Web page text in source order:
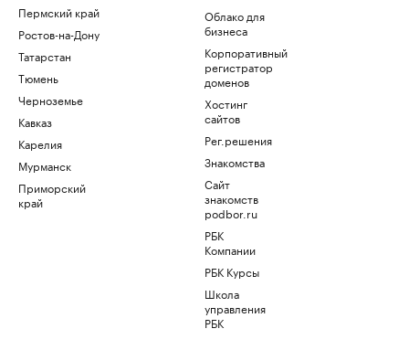
Пермский край
Ростов-на-Дону
Татарстан
Тюмень
Черноземье
Кавказ
Карелия
Мурманск
Приморский
край
Облако для
бизнеса
Корпоративный
регистратор
доменов
Хостинг
сайтов
Рег.решения
Знакомства
Сайт
знакомств
podbor.ru
РБК
Компании
РБК Курсы
Школа
управления
РБК